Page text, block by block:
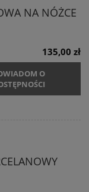
NA NÓŻCE
135,00 zł
O